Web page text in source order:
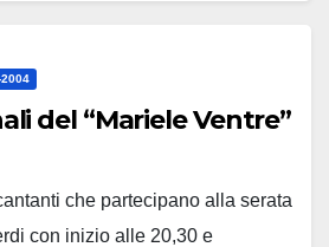
2004
del “Mariele Ventre”
che partecipano alla serata
con inizio alle 20,30 e